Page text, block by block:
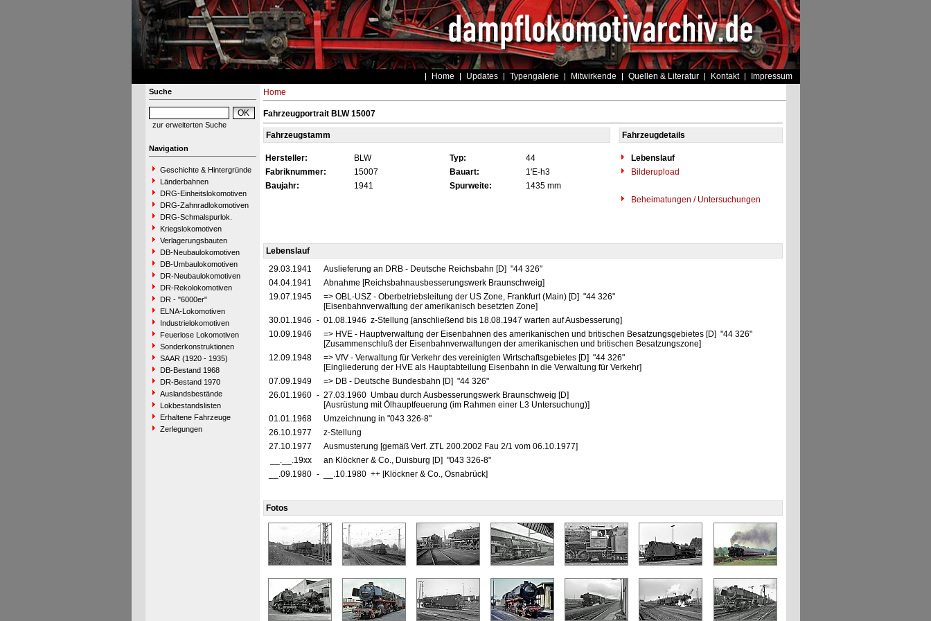
Home Updates Typengalerie Mitwirkende Quellen & Literatur Kontakt Impressum
Suche
zur erweiterten Suche
Navigation
Geschichte & Hintergründe
Länderbahnen
DRG-Einheitslokomotiven
DRG-Zahnradlokomotiven
DRG-Schmalspurlok.
Kriegslokomotiven
Verlagerungsbauten
DB-Neubaulokomotiven
DB-Umbaulokomotiven
DR-Neubaulokomotiven
DR-Rekolokomotiven
DR - "6000er"
ELNA-Lokomotiven
Industrielokomotiven
Feuerlose Lokomotiven
Sonderkonstruktionen
SAAR (1920 - 1935)
DB-Bestand 1968
DR-Bestand 1970
Auslandsbestände
Lokbestandslisten
Erhaltene Fahrzeuge
Zerlegungen
Home
Fahrzeugportrait BLW 15007
Fahrzeugstamm Fahrzeugdetails
Hersteller: BLW Typ: 44
Lebenslauf
Fabriknummer:
15007 Bauart: 1'E-h3
Bilderupload
Baujahr:
1941 Spurweite:
1435 mm
Beheimatungen / Untersuchungen
Lebenslauf
29.03.1941
Auslieferung an DRB - Deutsche Reichsbahn [D] "44 326"
04.04.1941
Abnahme [Reichsbahnausbesserungswerk Braunschweig]
19.07.1945
=> OBL-USZ - Oberbetriebsleitung der US Zone, Frankfurt (Main) [D] "44 326"
[Eisenbahnverwaltung der amerikanisch besetzten Zone]
30.01.1946 - 01.08.1946 z-Stellung [anschließend bis 18.08.1947 warten auf Ausbesserung]
10.09.1946
=> HVE - Hauptverwaltung der Eisenbahnen des amerikanischen und britischen Besatzungsgebietes [D] "44 326"
[Zusammenschluß der Eisenbahnverwaltungen der amerikanischen und britischen Besatzungszone]
12.09.1948
=> VfV - Verwaltung für Verkehr des vereinigten Wirtschaftsgebietes [D] "44 326"
[Eingliederung der HVE als Hauptabteilung Eisenbahn in die Verwaltung für Verkehr]
07.09.1949
=> DB - Deutsche Bundesbahn [D] "44 326"
26.01.1960 - 27.03.1960 Umbau durch Ausbesserungswerk Braunschweig [D]
[Ausrüstung mit Ölhauptfeuerung (im Rahmen einer L3 Untersuchung)]
01.01.1968
Umzeichnung in "043 326-8"
26.10.1977
z-Stellung
27.10.1977
Ausmusterung [gemäß Verf. ZTL 200.2002 Fau 2/1 vom 06.10.1977]
__.__.19xx
an Klöckner & Co., Duisburg [D] "043 326-8"
__.09.1980 - __.10.1980 ++ [Klöckner & Co., Osnabrück]
Fotos